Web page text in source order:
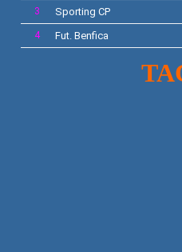
3 Sporting CP
4 Fut. Benfica
TAÇA DA